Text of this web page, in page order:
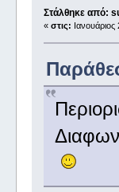
Στάλθηκε από:
« στις: